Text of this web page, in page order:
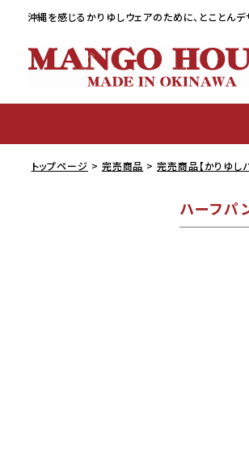
沖縄を感じるかりゆしウェアのために、 とことん
トップページ 完売商品 完売商品【かりゆし
ハーフパ